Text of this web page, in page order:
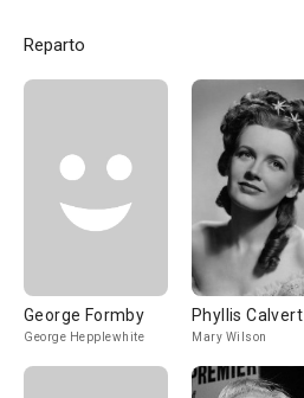
Reparto
George Formby
George Hepplewhite
Phyllis Calvert
Mary Wilson